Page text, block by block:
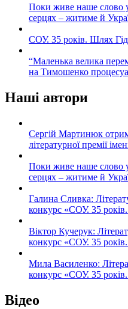
Поки живе наше слово
серцях – житиме й
СОУ. 35 років. Шлях
“Маленька велика
на Тимошенко
Наші автори
Сергій Мартинюк
літературної премії
Поки живе наше слово
серцях – житиме й
Галина Сливка:
конкурс «СОУ. 35 років.
Віктор Кучерук:
конкурс «СОУ. 35 років.
Мила Василенко:
конкурс «СОУ. 35 років.
Відео